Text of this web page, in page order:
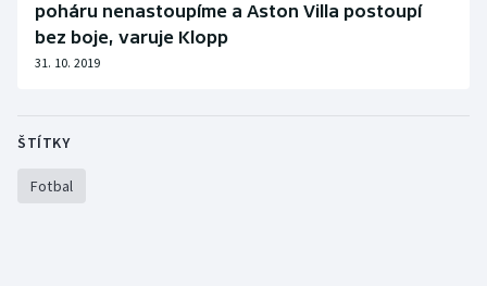
Parasport
Plážový volejbal
Ragby
poháru nenastoupíme a Aston Villa postoupí
bez boje, varuje Klopp
31. 10. 2019
ŠTÍTKY
Fotbal